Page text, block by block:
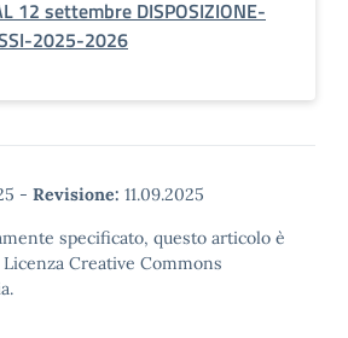
12 settembre DISPOSIZIONE-
2025-2026
- Revisione: 11.09.2025
specificato, questo articolo è
Creative Commons